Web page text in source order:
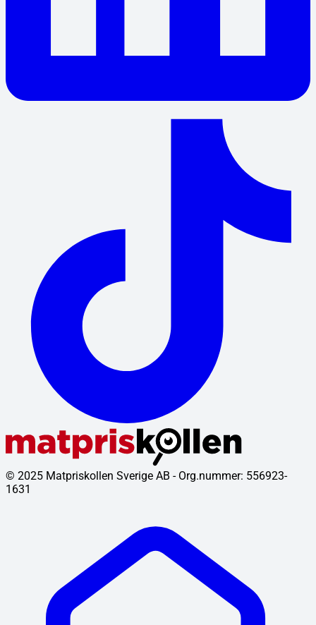
© 2025 Matpriskollen Sverige AB - Org.nummer: 556923-
1631